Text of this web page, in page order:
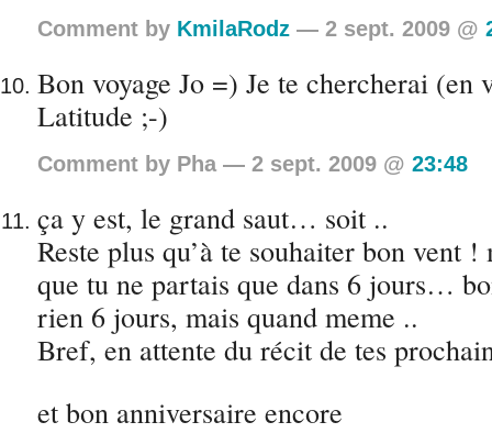
Comment by KmilaRodz — 2 sept. 2009 @
Bon voyage Jo =) Je te chercherai (en
Latitude ;-)
Comment by Pha — 2 sept. 2009 @23:48
ça y est, le grand saut… soit ..
Reste plus qu’à te souhaiter bon vent
que tu ne partais que dans 6 jours…
rien 6 jours, mais quand meme ..
Bref, en attente du récit de tes
et bon anniversaire encore